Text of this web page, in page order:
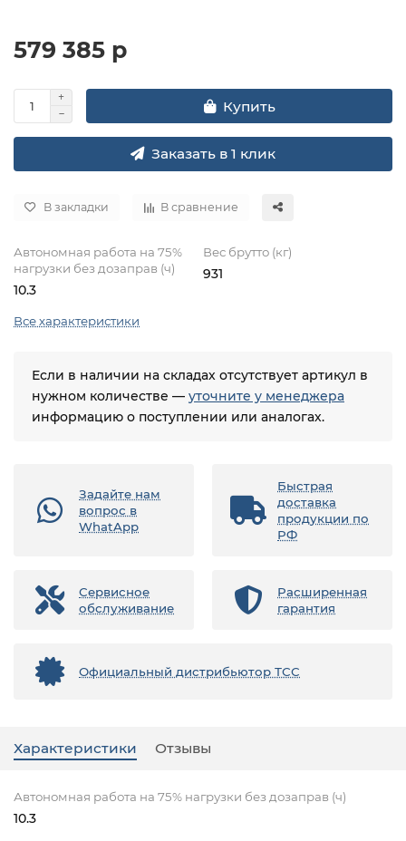
579 385 р
Купить
Заказать в 1 клик
В закладки В сравнение
Автономная работа на 75%
нагрузки без дозаправ (ч)
10.3
Вес брутто (кг)
931
Все характеристики
Если в наличии на складах отсутствует артикул в
нужном количестве — уточните у менеджера
информацию о поступлении или аналогах.
Задайте нам
вопрос в
WhatApp
Быстрая
доставка
продукции по
РФ
Сервисное
обслуживание
Расширенная
гарантия
Официальный дистрибьютор ТСС
Характеристики Отзывы
Автономная работа на 75% нагрузки без дозаправ (ч)
10.3